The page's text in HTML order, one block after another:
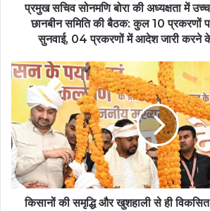
प्रमाणीकरण
छानबीन
बैठक:
कुल
प्रकरणों
पर
की
गई
समीक्षा
एवं
सुनवाई,
प्रमुख सचिव सोनमणि बोरा की अध्यक्षता में
छानबीन समिति की बैठक: कुल 10 प्रकरणों
सुनवाई, 04 प्रकरणों में आदेश जारी करने के
किसानों
की
समृद्धि
खुशहाली
से
ही
विकसित
भारत
किसानों की समृद्धि और खुशहाली से ही विकसित